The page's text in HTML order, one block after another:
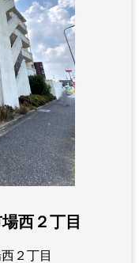
西２丁目
２丁目